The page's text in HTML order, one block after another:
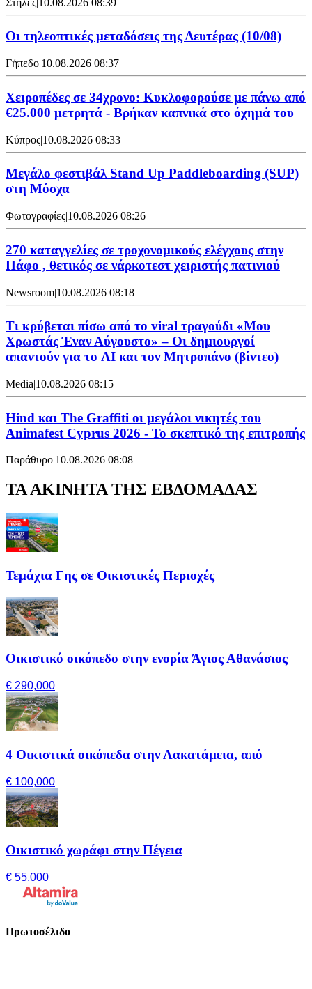
Οι τηλεοπτικές μεταδόσεις της Δευτέρας (10/08)
Γήπεδο|10.08.2026 08:37
Χειροπέδες σε 34χρονο: Κυκλοφορούσε με πάνω από
€25.000 μετρητά - Βρήκαν καπνικά στο όχημά του
Κύπρος|10.08.2026 08:33
Μεγάλο φεστιβάλ Stand Up Paddleboarding (SUP)
στη Μόσχα
Φωτογραφίες|10.08.2026 08:26
270 καταγγελίες σε τροχονομικούς ελέγχους στην
Πάφο , θετικός σε νάρκοτεστ χειριστής πατινιού
Newsroom|10.08.2026 08:18
Τι κρύβεται πίσω από το viral τραγούδι «Μου
Χρωστάς Έναν Αύγουστο» – Οι δημιουργοί
απαντούν για το AI και τον Μητροπάνο (βίντεο)
Media|10.08.2026 08:15
Hind και The Graffiti οι μεγάλοι νικητές του
Animafest Cyprus 2026 - Το σκεπτικό της επιτροπής
Παράθυρο|10.08.2026 08:08
ΤΑ ΑΚΙΝΗΤΑ ΤΗΣ ΕΒΔΟΜΑΔΑΣ
Τεμάχια Γης σε Οικιστικές Περιοχές
Οικιστικό οικόπεδο στην ενορία Άγιος Αθανάσιος
€ 290,000
4 Οικιστικά οικόπεδα στην Λακατάμεια, από
€ 100,000
Οικιστικό χωράφι στην Πέγεια
€ 55,000
Πρωτοσέλιδο